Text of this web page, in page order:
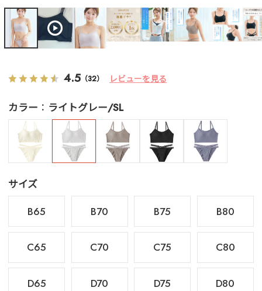
4.5 （32） レビューを見る
カラー ライトグレー/SL
サイズ
B65
B70 B75 B80
C65 C70 C75 C80
D65 D70 D75 D80